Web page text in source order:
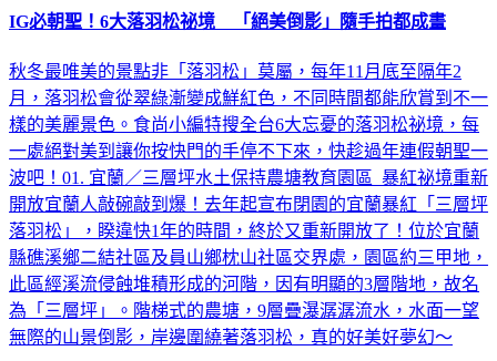
秋冬最唯美的景點非「落羽松」莫屬，每年11月底至隔年2
月，落羽松會從翠綠漸變成鮮紅色，不同時間都能欣賞到不一
樣的美麗景色。食尚小編特搜全台6大忘憂的落羽松祕境，每
一處絕對美到讓你按快門的手停不下來，快趁過年連假朝聖一
波吧！01. 宜蘭／三層坪水土保持農塘教育園區 暴紅祕境重新
開放宜蘭人敲碗敲到爆！去年起宣布閉園的宜蘭暴紅「三層坪
落羽松」，睽違快1年的時間，終於又重新開放了！位於宜蘭
縣礁溪鄉二結社區及員山鄉枕山社區交界處，園區約三甲地，
此區經溪流侵蝕堆積形成的河階，因有明顯的3層階地，故名
為「三層坪」。階梯式的農塘，9層疊瀑潺潺流水，水面一望